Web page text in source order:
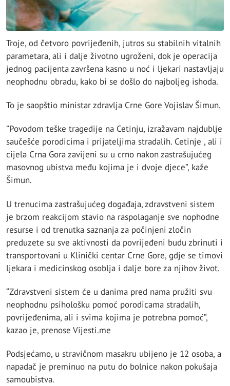
Troje, od četvoro povrijeđenih, jutros su stabilnih vitalnih
parametara, ali i dalje životno ugroženi, dok je operacija
jednog pacijenta završena kasno u noć i ljekari nastavljaju
neophodnu obradu, kako bi se došlo do najboljeg ishoda.
To je saopštio ministar zdravlja Crne Gore Vojislav Šimun.
”Povodom teške tragedije na Cetinju, izražavam najdublje
saučešće porodicima i prijateljima stradalih. Cetinje , ali i
cijela Crna Gora zavijeni su u crno nakon zastrašujućeg
masovnog ubistva među kojima je i dvoje djece”, kaže
Šimun.
U trenucima zastrašujućeg događaja, zdravstveni sistem
je brzom reakcijom stavio na raspolaganje sve nophodne
resurse i od trenutka saznanja za počinjeni zločin
preduzete su sve aktivnosti da povrijeđeni budu zbrinuti i
transportovani u Klinički centar Crne Gore, gdje se timovi
ljekara i medicinskog osoblja i dalje bore za njihov život.
“Zdravstveni sistem će u danima pred nama pružiti svu
neophodnu psihološku pomoć porodicama stradalih,
povrijeđenima, ali i svima kojima je potrebna pomoć”,
kazao je, prenose Vijesti.me
Podsjećamo, u stravičnom masakru ubijeno je 12 osoba, a
napadač je preminuo na putu do bolnice nakon pokušaja
samoubistva.